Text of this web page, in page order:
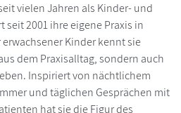
vielen Jahren als Kinder- und
2001 ihre eigene Praxis in
Kinder kennt sie
dem Praxisalltag, sondern auch
Inspiriert von nächtlichem
und täglichen Gesprächen mit
hat sie die Figur des